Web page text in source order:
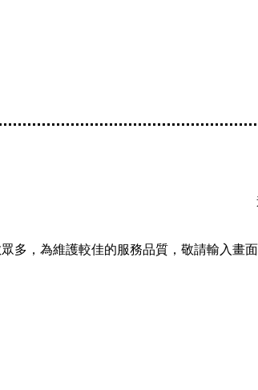
多，為維護較佳的服務品質，敬請輸入畫